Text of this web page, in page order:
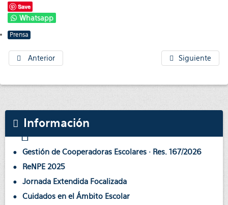
Save
Whatsapp
Prensa
Anterior Siguiente
Información
Gestión de Cooperadoras Escolares · Res. 167/2026
ReNPE 2025
Jornada Extendida Focalizada
Cuidados en el Ámbito Escolar